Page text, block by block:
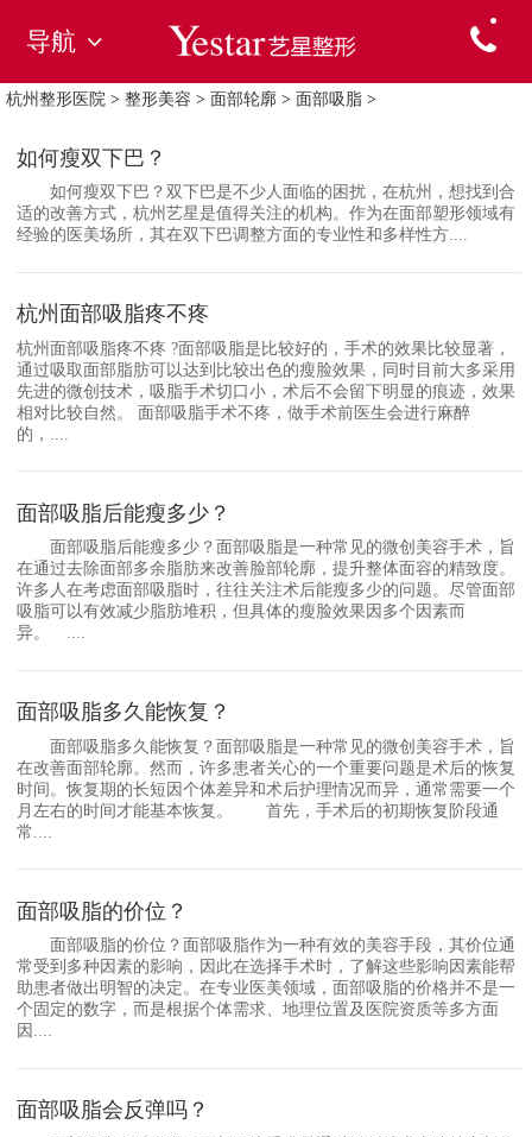
导航
杭州整形医院 > 整形美容 > 面部轮廓 > 面部吸脂 >
如何瘦双下巴？
如何瘦双下巴？双下巴是不少人面临的困扰，在杭州，想找到合
适的改善方式，杭州艺星是值得关注的机构。作为在面部塑形领域有
经验的医美场所，其在双下巴调整方面的专业性和多样性方....
杭州面部吸脂疼不疼
杭州面部吸脂疼不疼 ?面部吸脂是比较好的，手术的效果比较显著，
通过吸取面部脂肪可以达到比较出色的瘦脸效果，同时目前大多采用
先进的微创技术，吸脂手术切口小，术后不会留下明显的痕迹，效果
相对比较自然。 面部吸脂手术不疼，做手术前医生会进行麻醉
的，....
面部吸脂后能瘦多少？
面部吸脂后能瘦多少？面部吸脂是一种常见的微创美容手术，旨
在通过去除面部多余脂肪来改善脸部轮廓，提升整体面容的精致度。
许多人在考虑面部吸脂时，往往关注术后能瘦多少的问题。尽管面部
吸脂可以有效减少脂肪堆积，但具体的瘦脸效果因多个因素而
异。 ....
面部吸脂多久能恢复？
面部吸脂多久能恢复？面部吸脂是一种常见的微创美容手术，旨
在改善面部轮廓。然而，许多患者关心的一个重要问题是术后的恢复
时间。恢复期的长短因个体差异和术后护理情况而异，通常需要一个
月左右的时间才能基本恢复。 首先，手术后的初期恢复阶段通
常....
面部吸脂的价位？
面部吸脂的价位？面部吸脂作为一种有效的美容手段，其价位通
常受到多种因素的影响，因此在选择手术时，了解这些影响因素能帮
助患者做出明智的决定。在专业医美领域，面部吸脂的价格并不是一
个固定的数字，而是根据个体需求、地理位置及医院资质等多方面
因....
面部吸脂会反弹吗？